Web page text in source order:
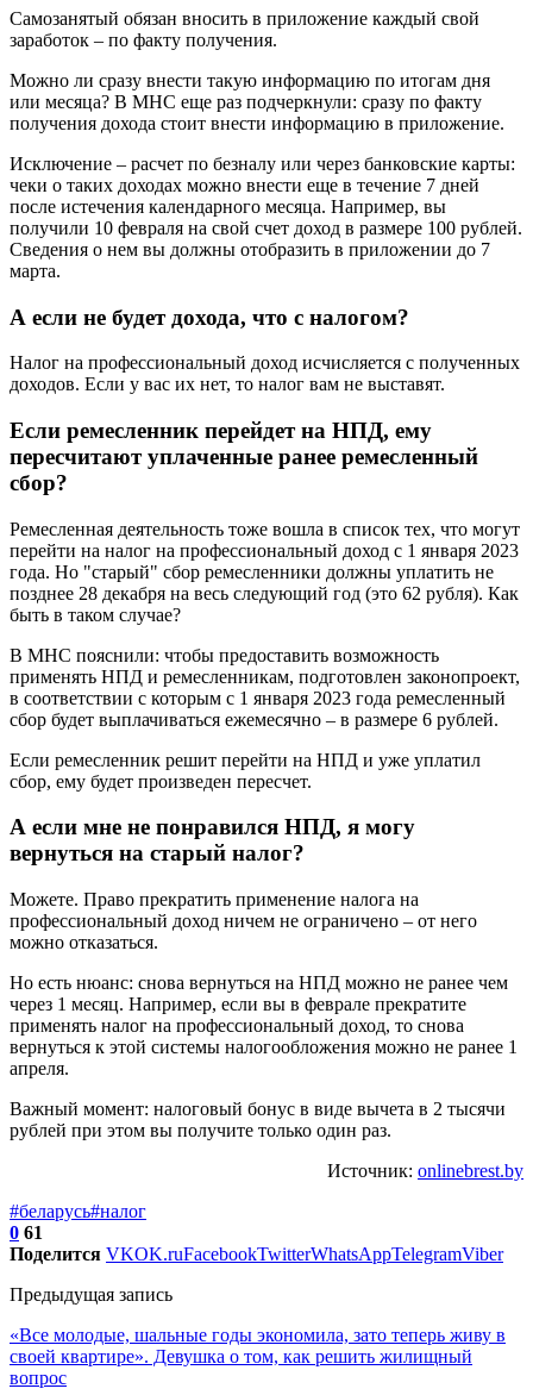
Самозанятый обязан вносить в приложение каждый свой
заработок – по факту получения.
Можно ли сразу внести такую информацию по итогам дня
или месяца? В МНС еще раз подчеркнули: сразу по факту
получения дохода стоит внести информацию в приложение.
Исключение – расчет по безналу или через банковские карты:
чеки о таких доходах можно внести еще в течение 7 дней
после истечения календарного месяца. Например, вы
получили 10 февраля на свой счет доход в размере 100 рублей.
Сведения о нем вы должны отобразить в приложении до 7
марта.
А если не будет дохода, что с налогом?
Налог на профессиональный доход исчисляется с полученных
доходов. Если у вас их нет, то налог вам не выставят.
Если ремесленник перейдет на НПД, ему
пересчитают уплаченные ранее ремесленный
сбор?
Ремесленная деятельность тоже вошла в список тех, что могут
перейти на налог на профессиональный доход с 1 января 2023
года. Но "старый" сбор ремесленники должны уплатить не
позднее 28 декабря на весь следующий год (это 62 рубля). Как
быть в таком случае?
В МНС пояснили: чтобы предоставить возможность
применять НПД и ремесленникам, подготовлен законопроект,
в соответствии с которым с 1 января 2023 года ремесленный
сбор будет выплачиваться ежемесячно – в размере 6 рублей.
Если ремесленник решит перейти на НПД и уже уплатил
сбор, ему будет произведен пересчет.
А если мне не понравился НПД, я могу
вернуться на старый налог?
Можете. Право прекратить применение налога на
профессиональный доход ничем не ограничено – от него
можно отказаться.
Но есть нюанс: снова вернуться на НПД можно не ранее чем
через 1 месяц. Например, если вы в феврале прекратите
применять налог на профессиональный доход, то снова
вернуться к этой системы налогообложения можно не ранее 1
апреля.
Важный момент: налоговый бонус в виде вычета в 2 тысячи
рублей при этом вы получите только один раз.
Источник: onlinebrest.by
#беларусь#налог
0 61
Поделится VKOK.ruFacebookTwitterWhatsAppTelegramViber
Предыдущая запись
«Все молодые, шальные годы экономила, зато теперь живу в
своей квартире». Девушка о том, как решить жилищный
вопрос